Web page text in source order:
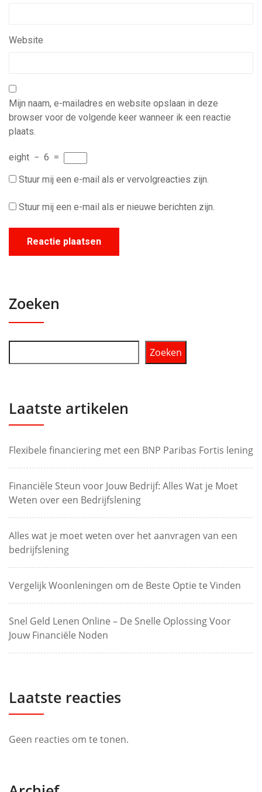
Website
Mijn naam, e-mailadres en website opslaan in deze
browser voor de volgende keer wanneer ik een reactie
plaats.
eight − 6 =
Stuur mij een e-mail als er vervolgreacties zijn.
Stuur mij een e-mail als er nieuwe berichten zijn.
Zoeken
Zoeken
Laatste artikelen
Flexibele financiering met een BNP Paribas Fortis lening
Financiële Steun voor Jouw Bedrijf: Alles Wat je Moet
Weten over een Bedrijfslening
Alles wat je moet weten over het aanvragen van een
bedrijfslening
Vergelijk Woonleningen om de Beste Optie te Vinden
Snel Geld Lenen Online – De Snelle Oplossing Voor
Jouw Financiële Noden
Laatste reacties
Geen reacties om te tonen.